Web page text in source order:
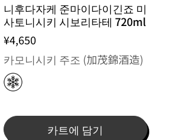
니후다자케 준마이다이긴죠 미
사토니시키 시보리타테 720ml
¥4,650
카모니시키 주조 (加茂錦酒造)
카트에 담기